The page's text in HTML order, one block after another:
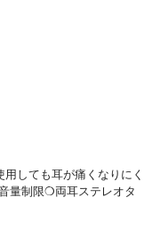
しても耳が痛くなりにく
量制限❍両耳ステレオタ